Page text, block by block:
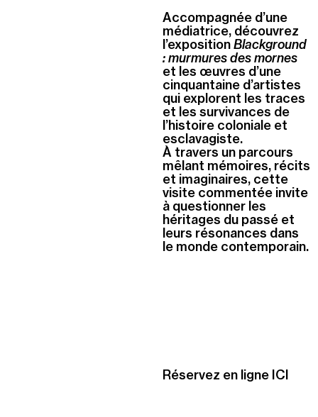
Accompagnée d’une
médiatrice, découvrez
l’expositionBlackground
: murmures des mornes
et les œuvres d’une
cinquantaine d’artistes
qui explorent les traces
et les survivances de
l’histoire coloniale et
esclavagiste.
À travers un parcours
mêlant mémoires, récits
et imaginaires, cette
visite commentée invite
à questionner les
héritages du passé et
leurs résonances dans
le monde contemporain.
Réservez en ligne ICI